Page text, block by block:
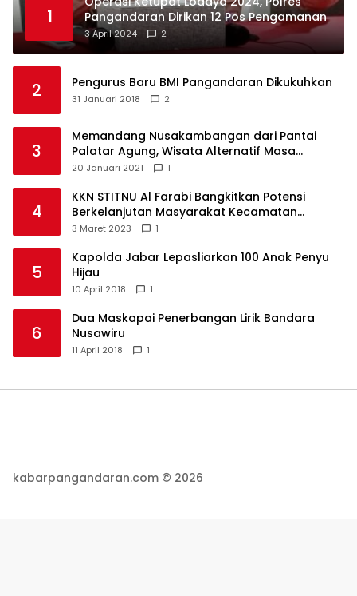
1
Pangandaran Dirikan 12 Pos Pengamanan
3 April 2024 2
2 Pengurus Baru BMI Pangandaran Dikukuhkan
31 Januari 2018 2
3
Memandang Nusakambangan dari Pantai
Palatar Agung, Wisata Alternatif Masa
Pandemi
20 Januari 2021 1
4
KKN STITNU Al Farabi Bangkitkan Potensi
Berkelanjutan Masyarakat Kecamatan
Langkaplancar
3 Maret 2023 1
5
Kapolda Jabar Lepasliarkan 100 Anak Penyu
Hijau
10 April 2018 1
6
Dua Maskapai Penerbangan Lirik Bandara
Nusawiru
11 April 2018 1
kabarpangandaran.com © 2026